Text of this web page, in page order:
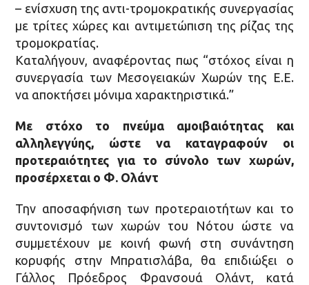
– ενίσχυση της αντι-τρομοκρατικής συνεργασίας
με τρίτες χώρες και αντιμετώπιση της ρίζας της
τρομοκρατίας.
Καταλήγουν, αναφέροντας πως “στόχος είναι η
συνεργασία των Μεσογειακών Χωρών της Ε.Ε.
να αποκτήσει μόνιμα χαρακτηριστικά.”
Με στόχο το πνεύμα αμοιβαιότητας και
αλληλεγγύης, ώστε να καταγραφούν οι
προτεραιότητες για το σύνολο των χωρών,
προσέρχεται ο Φ. Ολάντ
Την αποσαφήνιση των προτεραιοτήτων και το
συντονισμό των χωρών του Νότου ώστε να
συμμετέχουν με κοινή φωνή στη συνάντηση
κορυφής στην Μπρατισλάβα, θα επιδιώξει ο
Γάλλος Πρόεδρος Φρανσουά Ολάντ, κατά